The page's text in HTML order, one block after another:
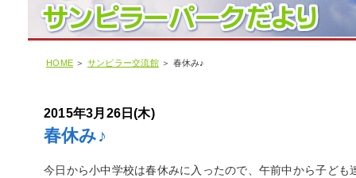
HOME ＞ サンピラー交流館＞ 春休み♪
2015年3月26日(木)
春休み♪
今日から小中学校は春休みに入ったので、午前中から子ども